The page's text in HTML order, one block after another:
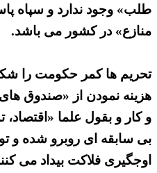
طلب» وجود ندارد و سپاه
منازع» در کشور می باشد.
تحریم ها کمر حکومت را
هزینه نمودن از «صندوق
و کار و بقول علما «اقتصاد،
بی سابقه ای روبرو شده و
اوجگیری فلاکت بیداد می